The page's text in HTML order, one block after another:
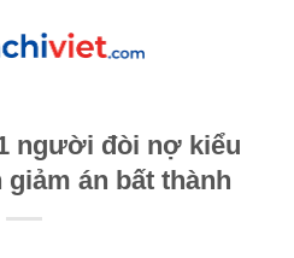
người đòi nợ kiểu
án bất thành